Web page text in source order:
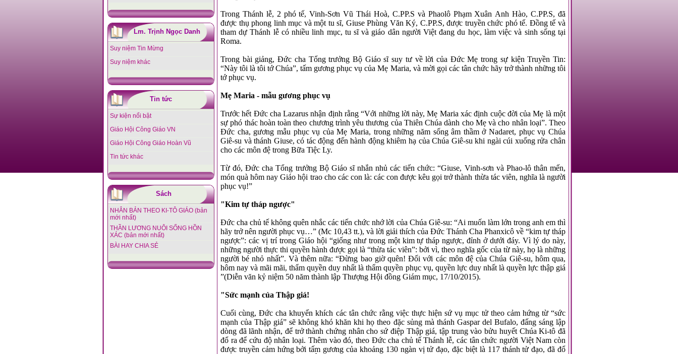
Lm. Trịnh Ngọc Danh
Suy niệm Tin Mừng
Suy niệm khác
Tin tức
Sự kiện nổi bật
Giáo Hội Công Giáo VN
Giáo Hội Công Giáo Hoàn Vũ
Tin tức khác
Sách
NHÂN BẢN THEO KI-TÔ GIÁO (bản
mới nhất)
THẦN LƯƠNG NUÔI SỐNG HỒN
XÁC (bản mới nhất)
BÀI HAY CHIA SẺ
Trong Thánh lễ, 2 phó tế, Vinh-Sơn Vũ Thái Hoà, C.PP.S và Phaolô Phạm Xuân Anh Hào, C.PP.S, đã
được thụ phong linh mục và một tu sĩ, Giuse Phùng Văn Ký, C.PP.S, được truyền chức phó tế. Đồng tế và
tham dự Thánh lễ có nhiều linh mục, tu sĩ và giáo dân người Việt đang du học, làm việc và sinh sống tại
Roma.
Trong bài giảng, Đức cha Tổng trưởng Bộ Giáo sĩ suy tư về lời của Đức Mẹ trong sự kiện Truyền Tin:
“Này tôi là tôi tớ Chúa”, tấm gương phục vụ của Mẹ Maria, và mời gọi các tân chức hãy trở thành những tôi
tớ phục vụ.
Mẹ Maria - mẫu gương phục vụ
Trước hết Đức cha Lazarus nhận định rằng “Với những lời này, Mẹ Maria xác định cuộc đời của Mẹ là một
sự phó thác hoàn toàn theo chương trình yêu thương của Thiên Chúa dành cho Mẹ và cho nhân loại”. Theo
Đức cha, gương mẫu phục vụ của Mẹ Maria, trong những năm sống âm thầm ở Nadaret, phục vụ Chúa
Giê-su và thánh Giuse, có tác động đến hành động khiêm hạ của Chúa Giê-su khi ngài cúi xuống rửa chân
cho các môn đệ trong Bữa Tiệc Ly.
Từ đó, Đức cha Tổng trưởng Bộ Giáo sĩ nhắn nhủ các tiến chức: “Giuse, Vinh-sơn và Phao-lô thân mến,
món quà hôm nay Giáo hội trao cho các con là: các con được kêu gọi trở thành thừa tác viên, nghĩa là người
phục vụ!”
"Kim tự tháp ngược"
Đức cha chủ tế không quên nhắc các tiến chức nhớ lời của Chúa Giê-su: “Ai muốn làm lớn trong anh em thì
hãy trở nên người phục vụ…” (Mc 10,43 tt.), và lời giải thích của Đức Thánh Cha Phanxicô về “kim tự tháp
ngược”: các vị trí trong Giáo hội “giống như trong một kim tự tháp ngược, đỉnh ở dưới đáy. Vì lý do này,
những người thực thi quyền hành được gọi là “thừa tác viên”: bởi vì, theo nghĩa gốc của từ này, họ là những
người bé nhỏ nhất”. Và thêm nữa: “Đừng bao giờ quên! Đối với các môn đệ của Chúa Giê-su, hôm qua,
hôm nay và mãi mãi, thẩm quyền duy nhất là thẩm quyền phục vụ, quyền lực duy nhất là quyền lực thập giá
”(Diễn văn kỷ niệm 50 năm thành lập Thượng Hội đồng Giám mục, 17/10/2015).
"Sức mạnh của Thập giá!
Cuối cùng, Đức cha khuyến khích các tân chức rằng việc thực hiện sứ vụ mục tử theo cảm hứng từ “sức
mạnh của Thập giá” sẽ không khó khăn khi họ theo đặc sủng mà thánh Gaspar del Bufalo, đấng sáng lập
dòng đã lãnh nhận, để trở thành chứng nhân cho sứ điệp Thập giá, tập trung vào bửu huyết Chúa Ki-tô đã
đổ ra để cứu độ nhân loại. Thêm vào đó, theo Đức cha chủ tế Thánh lễ, các tân chức người Việt Nam còn
được truyền cảm hứng bởi tấm gương của khoảng 130 ngàn vị tử đạo, đặc biệt là 117 thánh tử đạo, đã đổ